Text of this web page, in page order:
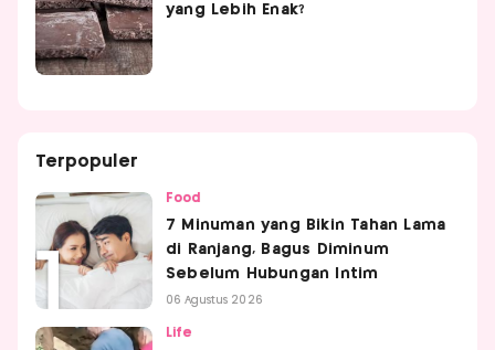
yang Lebih Enak?
Terpopuler
Food
7 Minuman yang Bikin Tahan Lama
di Ranjang, Bagus Diminum
Sebelum Hubungan Intim
06 Agustus 2026
Life